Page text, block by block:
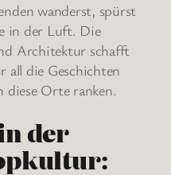
wanderst, spürst
in der Luft. Die
Architektur schafft
all die Geschichten
diese Orte ranken.
der